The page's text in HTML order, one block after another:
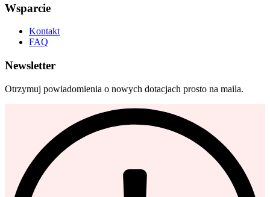
Wsparcie
Kontakt
FAQ
Newsletter
Otrzymuj powiadomienia o nowych dotacjach prosto na maila.